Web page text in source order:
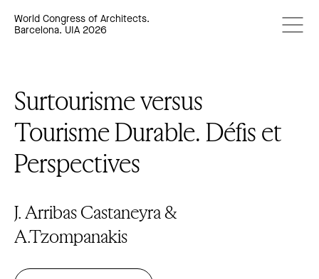
World Congress of Architects.
Barcelona. UIA 2026
Surtourisme versus
Tourisme Durable. Défis et
Perspectives
J. Arribas Castaneyra &
A.Tzompanakis